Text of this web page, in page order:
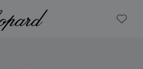
Chopard
My